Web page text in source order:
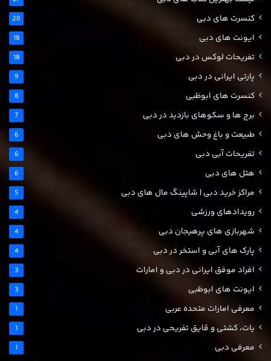
کنسرت های دبی 20
ایونت های دبی 18
تفریحات لوکس در دبی 18
پارتی ایرانی در دبی 9
کنسرت های ابوظبی 8
برج ها و سکوهای بازدید در دبی 7
طبیعت و باغ وحش های دبی 6
تفریحات آبی دبی 6
هتل های دبی 6
مراکز خرید دبی | شاپینگ مال های دبی 5
رویدادهای ورزشی 4
شهربازی های پرهیجان دبی 4
پارک های آبی و استخر در دبی 4
افراد موفق ایرانی در دبی و امارات 3
ایونت های ابوظبی 3
معرفی امارات متحده عربی 1
یات، کشتی و قایق تفریحی در دبی 1
معرفی دبی 1